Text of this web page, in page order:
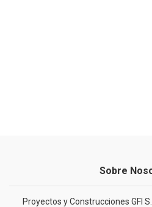
Sobre
Proyectos y Construcciones GFI